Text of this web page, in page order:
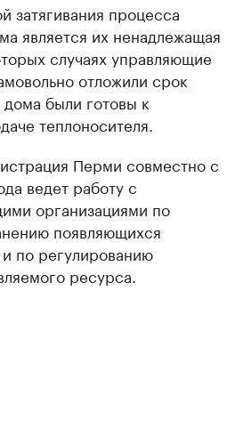
затягивания процесса
является их ненадлежащая
случаях управляющие
отложили срок
дома были готовы к
теплоносителя.
Перми совместно с
ведет работу с
организациями по
появляющихся
по регулированию
ресурса.